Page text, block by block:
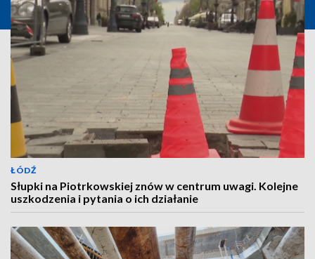
ŁÓDŹ
Słupki na Piotrkowskiej znów w centrum uwagi. Kolejne
uszkodzenia i pytania o ich działanie